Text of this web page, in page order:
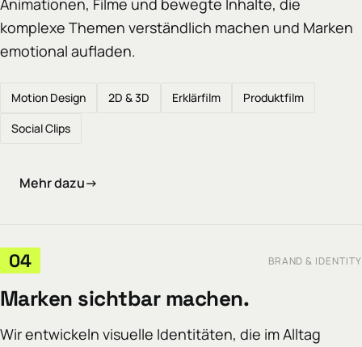
Animationen, Filme und bewegte Inhalte, die
komplexe Themen verständlich machen und Marken
emotional aufladen.
Motion Design 2D & 3D Erklärfilm
Produktfilm
Social Clips
Mehr dazu→
04 BRAND & IDENTITY
Marken sichtbar machen.
Wir entwickeln visuelle Identitäten, die im Alltag